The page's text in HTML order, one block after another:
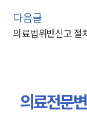
다음글
의료법위반신고 절
의료전문